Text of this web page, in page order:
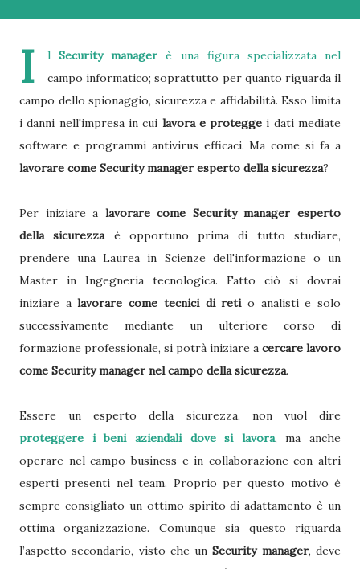
I lSecurity manager è una figura specializzata nel
campo informatico; soprattutto per quanto riguarda il
campo dello spionaggio, sicurezza e affidabilità. Esso limita
i danni nell'impresa in cui lavora e protegge i dati mediate
software e programmi antivirus efficaci. Ma come si fa a
lavorare come Security manager esperto della sicurezza?
Per iniziare a lavorare come Security manager esperto
della sicurezzaè opportuno prima di tutto studiare,
prendere una Laurea in Scienze dell'informazione o un
Master in Ingegneria tecnologica. Fatto ciò si dovrai
iniziare alavorare come tecnici di retio analisti e solo
successivamente mediante un ulteriore corso di
formazione professionale, si potrà iniziare a cercare lavoro
come Security manager nel campo della sicurezza.
Essere un esperto della sicurezza, non vuol dire
proteggere i beni aziendali dove si lavora, ma anche
operare nel campo business e in collaborazione con altri
esperti presenti nel team. Proprio per questo motivo è
sempre consigliato un ottimo spirito di adattamento è un
ottima organizzazione. Comunque sia questo riguarda
l’aspetto secondario, visto che unSecurity manager, deve